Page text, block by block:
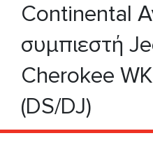
Continental
συμπιεστή
Cherokee
(DS/DJ)